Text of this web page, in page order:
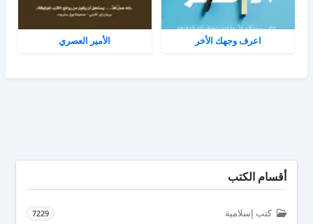
اعرف وجهك الأخر الأمير العصري
أقسام الكتب
كتب إسلامية 7229